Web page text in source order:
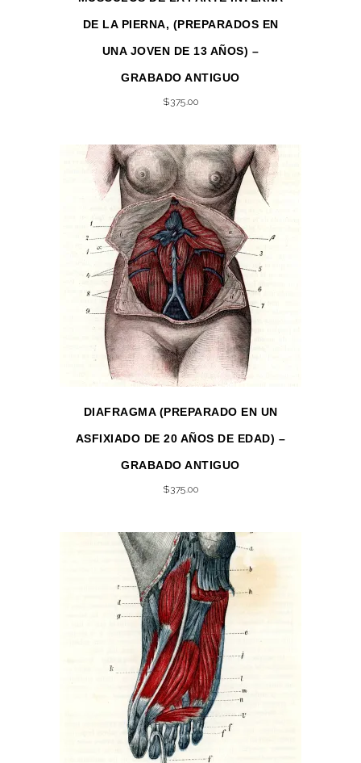
DE LA PIERNA, (PREPARADOS EN
UNA JOVEN DE 13 AÑOS) –
GRABADO ANTIGUO
$375.00
DIAFRAGMA (PREPARADO EN UN
ASFIXIADO DE 20 AÑOS DE EDAD) –
GRABADO ANTIGUO
$375.00